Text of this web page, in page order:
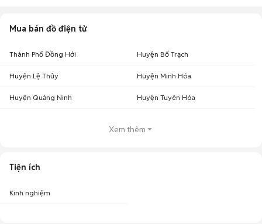
Mua bán đồ điện tử
Thành Phố Đồng Hới Huyện Bố Trạch
Huyện Lệ Thủy Huyện Minh Hóa
Huyện Quảng Ninh Huyện Tuyên Hóa
Xem thêm
Tiện ích
Kinh nghiệm